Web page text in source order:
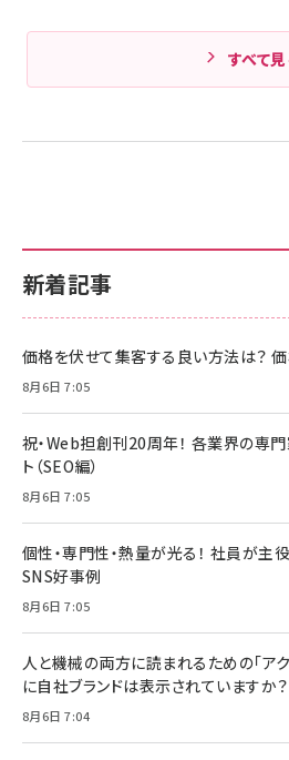
新着記事
価格を伏せて集客する良い方法は？
8月6日 7:05
祝・Web担創刊20周年！ 各業界の専
ト（SEO編）
8月6日 7:05
個性・専門性・熱量が光る！ 社員が主
SNS好事例
8月6日 7:05
人と機械の両方に読まれるための「ア
に自社ブランドは表示されていますか
8月6日 7:04
すべて